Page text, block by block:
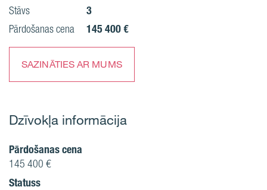
Stāvs 3
Pārdošanas cena 145 400 €
SAZINĀTIES AR MUMS
Dzīvokļa informācija
Pārdošanas cena
145 400 €
Statuss